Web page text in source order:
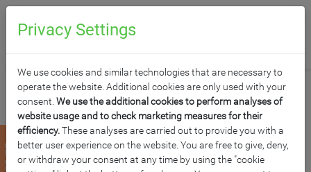
zurück RAIL 2.0 - ELEKTRISCH
Privacy Settings
We use cookies and similar technologies that are necessary to
operate the website. Additional cookies are only used with your
consent. We use the additional cookies to perform analyses of
website usage and to check marketing measures for their
efficiency.These analyses are carried out to provide you with a
better user experience on the website. You are free to give, deny,
or withdraw your consent at any time by using the "cookie